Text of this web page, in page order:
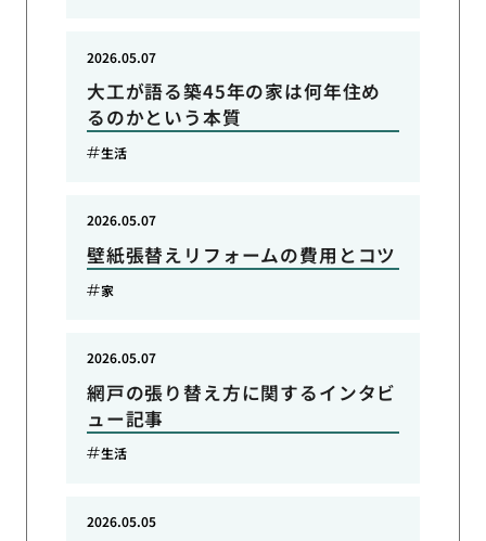
大工が語る築45年の家は何年住め
るのかという本質
2026.05.07
生活
壁紙張替えリフォームの費用とコツ
2026.05.07
家
網戸の張り替え方に関するインタビ
ュー記事
2026.05.07
生活
2026.05.05